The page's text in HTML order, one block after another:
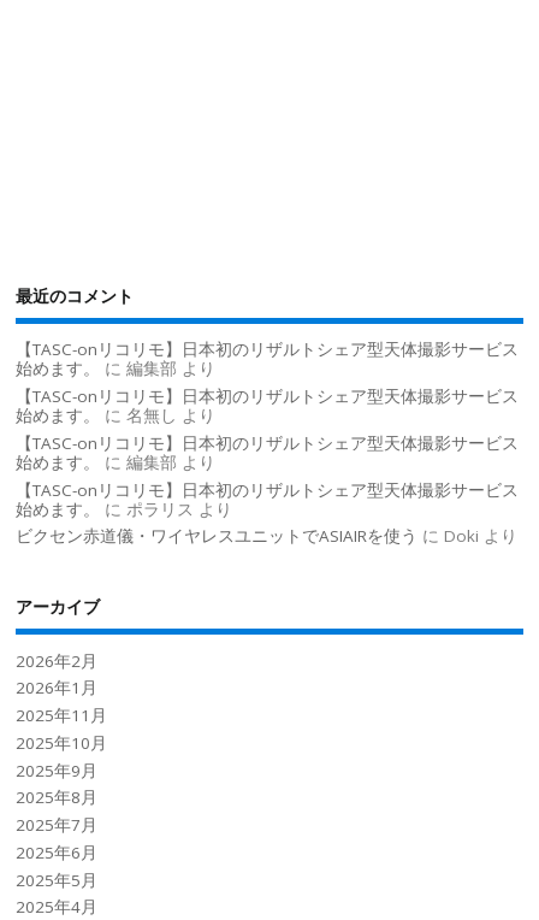
最近のコメント
【TASC-onリコリモ】日本初のリザルトシェア型天体撮影サービス
始めます。
に編集部 より
【TASC-onリコリモ】日本初のリザルトシェア型天体撮影サービス
始めます。
に名無し より
【TASC-onリコリモ】日本初のリザルトシェア型天体撮影サービス
始めます。
に編集部 より
【TASC-onリコリモ】日本初のリザルトシェア型天体撮影サービス
始めます。
にポラリス より
ビクセン赤道儀・ワイヤレスユニットでASIAIRを使う に Doki より
アーカイブ
2026年2月
2026年1月
2025年11月
2025年10月
2025年9月
2025年8月
2025年7月
2025年6月
2025年5月
2025年4月